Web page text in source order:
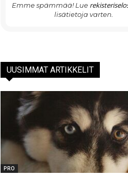
Emme spämmää! Lue
lisätietoja varten.
UUSIMMAT ARTIKKELIT
PRO